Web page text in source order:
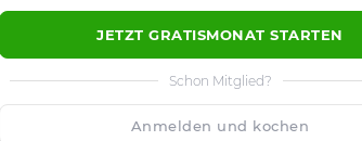
JETZT GRATISMONAT STARTEN
Schon Mitglied?
Anmelden und kochen